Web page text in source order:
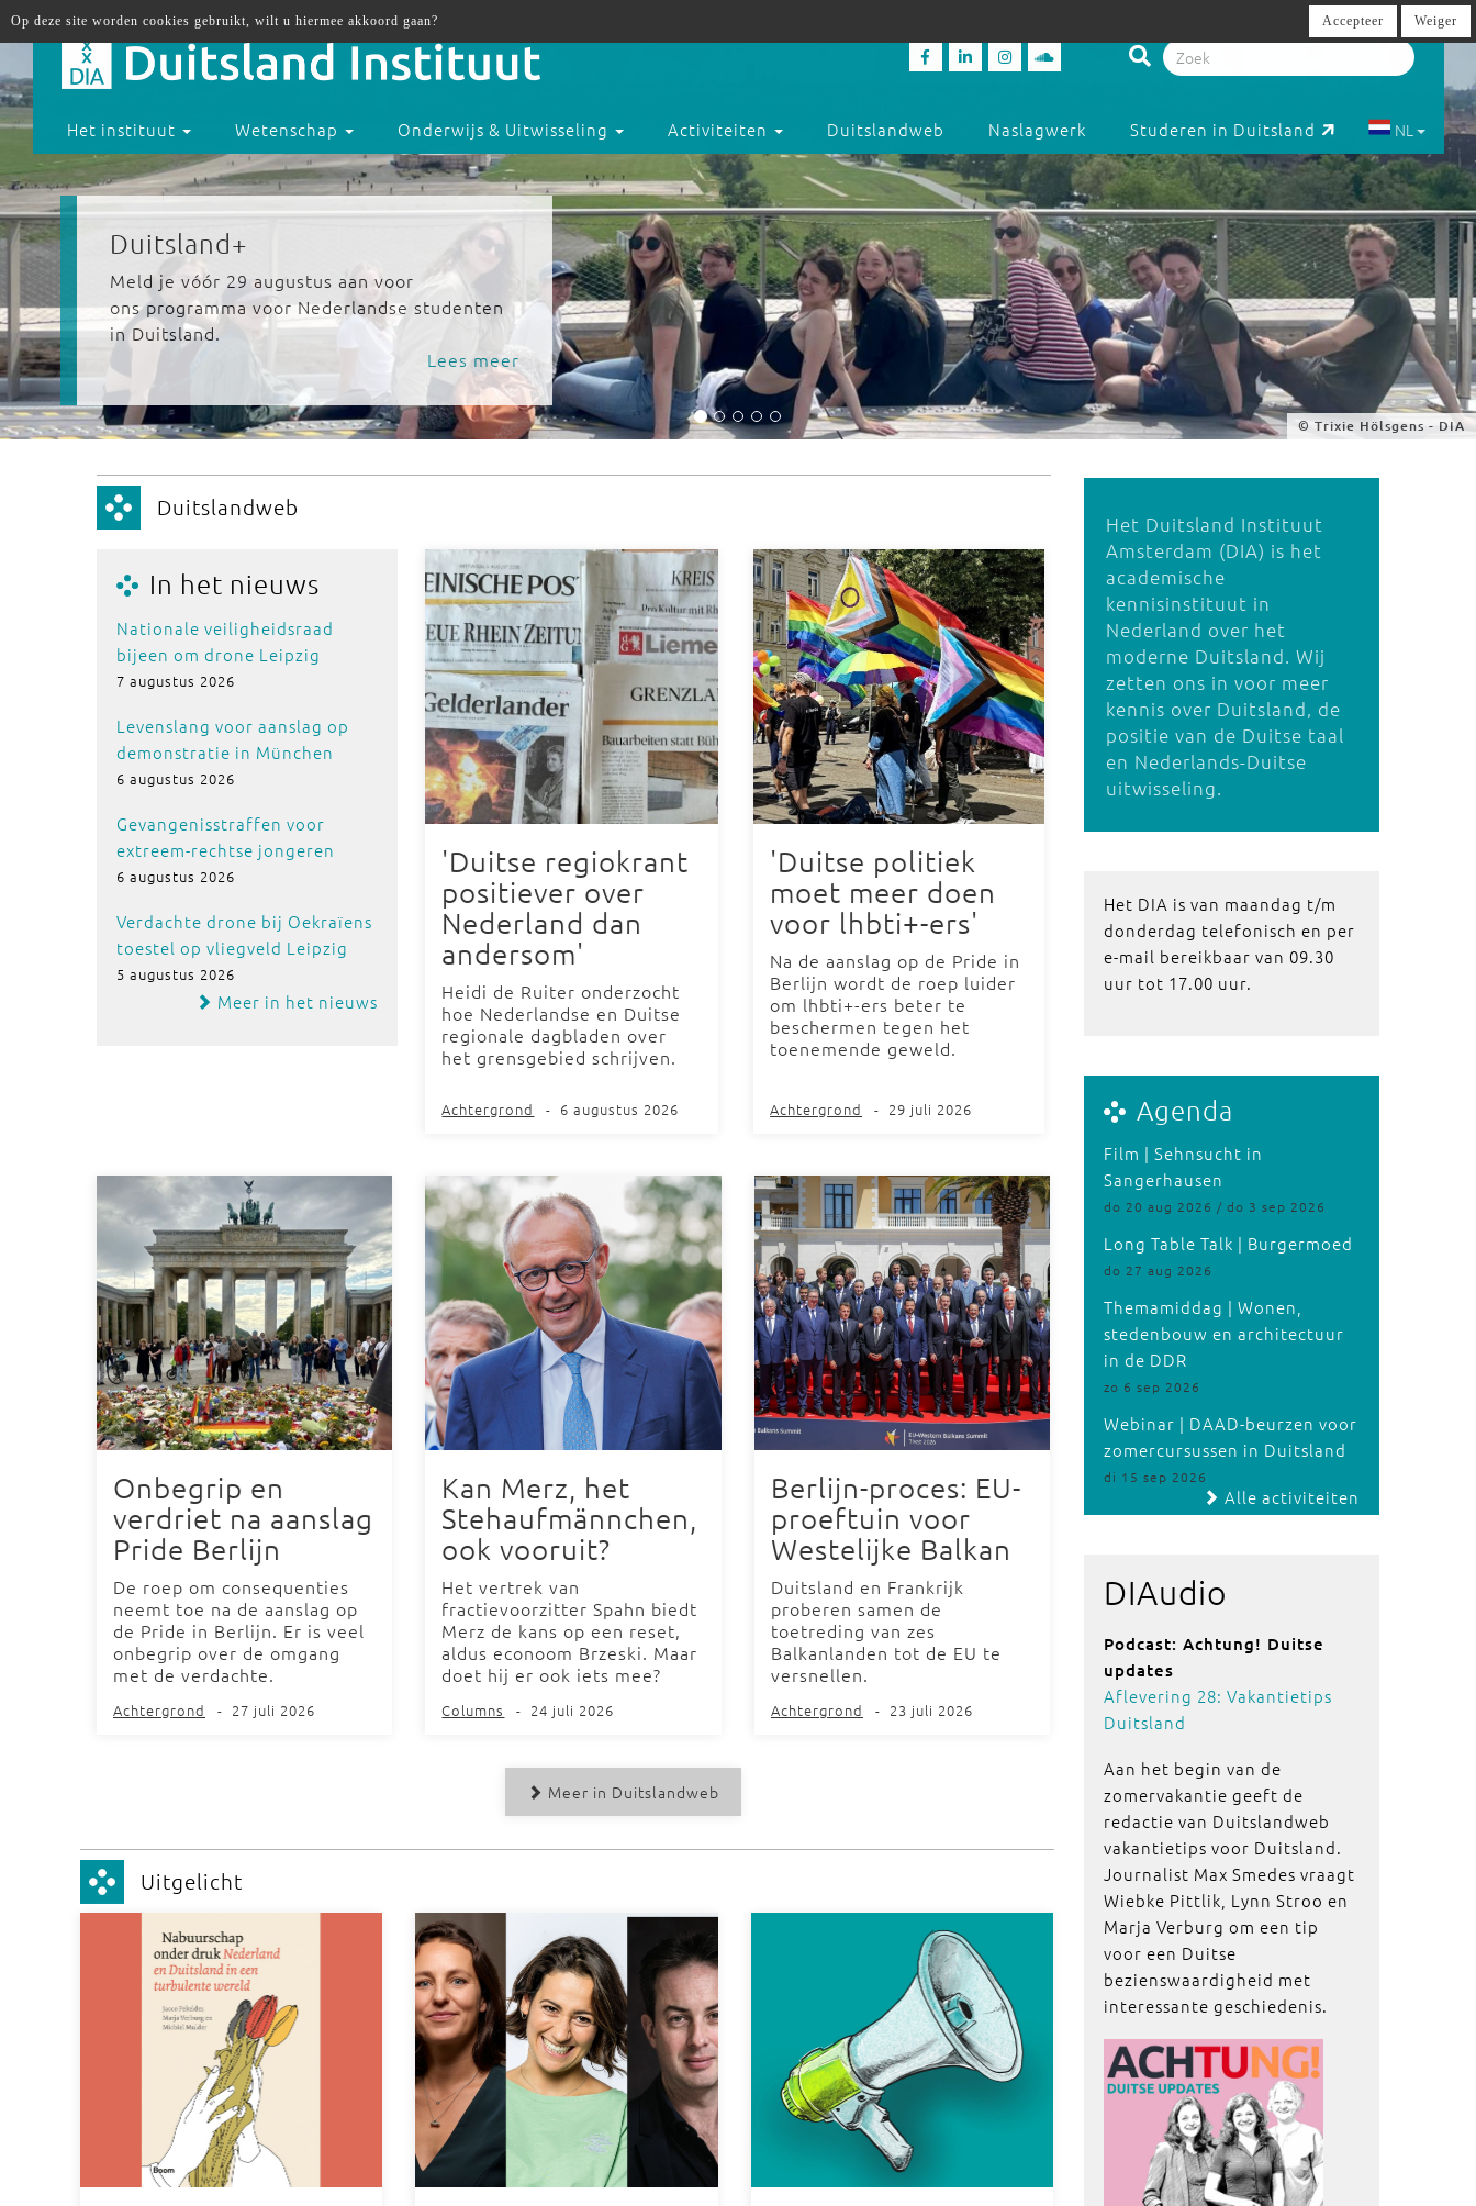
Duitsland+
Meld je vóór 29 augustus aan voor
ons programma voor Nederlandse studenten
in Duitsland.
Lees meer
© Trixie Hölsgens - DIA
Het instituut Wetenschap Onderwijs & Uitwisseling Activiteiten Duitslandweb Naslagwerk Studeren in Duitsland NL
Duitslandweb
In het nieuws
Nationale veiligheidsraad
bijeen om drone Leipzig
7 augustus 2026
Levenslang voor aanslag op
demonstratie in München
6 augustus 2026
Gevangenisstraffen voor
extreem-rechtse jongeren
6 augustus 2026
Verdachte drone bij Oekraïens
toestel op vliegveld Leipzig
5 augustus 2026
Meer in het nieuws
'Duitse regiokrant
positiever over
Nederland dan
andersom'
Heidi de Ruiter onderzocht
hoe Nederlandse en Duitse
regionale dagbladen over
het grensgebied schrijven.
Achtergrond - 6 augustus 2026
'Duitse politiek
moet meer doen
voor lhbti+-ers'
Na de aanslag op de Pride in
Berlijn wordt de roep luider
om lhbti+-ers beter te
beschermen tegen het
toenemende geweld.
Achtergrond - 29 juli 2026
Onbegrip en
verdriet na aanslag
Pride Berlijn
De roep om consequenties
neemt toe na de aanslag op
de Pride in Berlijn. Er is veel
onbegrip over de omgang
met de verdachte.
Achtergrond - 27 juli 2026
Kan Merz, het
Stehaufmännchen,
ook vooruit?
Het vertrek van
fractievoorzitter Spahn biedt
Merz de kans op een reset,
aldus econoom Brzeski. Maar
doet hij er ook iets mee?
Columns - 24 juli 2026
Berlijn-proces: EU-
proeftuin voor
Westelijke Balkan
Duitsland en Frankrijk
proberen samen de
toetreding van zes
Balkanlanden tot de EU te
versnellen.
Achtergrond - 23 juli 2026
Meer in Duitslandweb
Uitgelicht
Het Duitsland Instituut
Amsterdam (DIA) is het
academische
kennisinstituut in
Nederland over het
moderne Duitsland. Wij
zetten ons in voor meer
kennis over Duitsland, de
positie van de Duitse taal
en Nederlands-Duitse
uitwisseling.
Het DIA is van maandag t/m
donderdag telefonisch en per
e-mail bereikbaar van 09.30
uur tot 17.00 uur.
Agenda
Film | Sehnsucht in
Sangerhausen
do 20 aug 2026 / do 3 sep 2026
Long Table Talk | Burgermoed
do 27 aug 2026
Themamiddag | Wonen,
stedenbouw en architectuur
in de DDR
zo 6 sep 2026
Webinar | DAAD-beurzen voor
zomercursussen in Duitsland
di 15 sep 2026
Alle activiteiten
DIAudio
Podcast: Achtung! Duitse
updates
Aflevering 28: Vakantietips
Duitsland
Aan het begin van de
zomervakantie geeft de
redactie van Duitslandweb
vakantietips voor Duitsland.
Journalist Max Smedes vraagt
Wiebke Pittlik, Lynn Stroo en
Marja Verburg om een tip
voor een Duitse
bezienswaardigheid met
interessante geschiedenis.
Op deze site worden cookies gebruikt, wilt u hiermee akkoord gaan? Accepteer Weiger